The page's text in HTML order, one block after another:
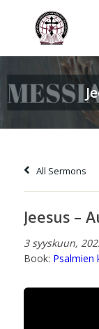
All Sermons
Jeesus –
3 syyskuun,
Book: Psalmien